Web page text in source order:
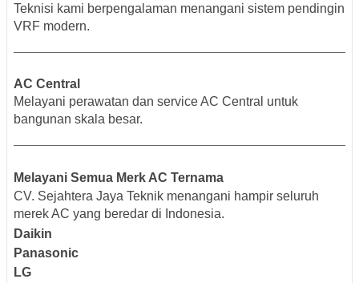
Teknisi kami berpengalaman menangani sistem pendingin
VRF modern.
AC Central
Melayani perawatan dan service AC Central untuk
bangunan skala besar.
Melayani Semua Merk AC Ternama
CV. Sejahtera Jaya Teknik menangani hampir seluruh
merek AC yang beredar di Indonesia.
Daikin
Panasonic
LG